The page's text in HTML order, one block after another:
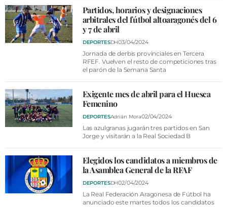
Partidos, horarios y designaciones
arbitrales del fútbol altoaragonés del 6
y 7 de abril
DEPORTESDH03/04/2024
Jornada de derbis provinciales en Tercera
RFEF. Vuelven el resto de competiciones tras
el parón de la Semana Santa
Exigente mes de abril para el Huesca
Femenino
DEPORTESAdrián Mora02/04/2024
Las azulgranas jugarán tres partidos en San
Jorge y visitarán a la Real Sociedad B
Elegidos los candidatos a miembros de
la Asamblea General de la RFAF
DEPORTESDH02/04/2024
La Real Federación Aragonesa de Fútbol ha
anunciado este martes todos los candidatos